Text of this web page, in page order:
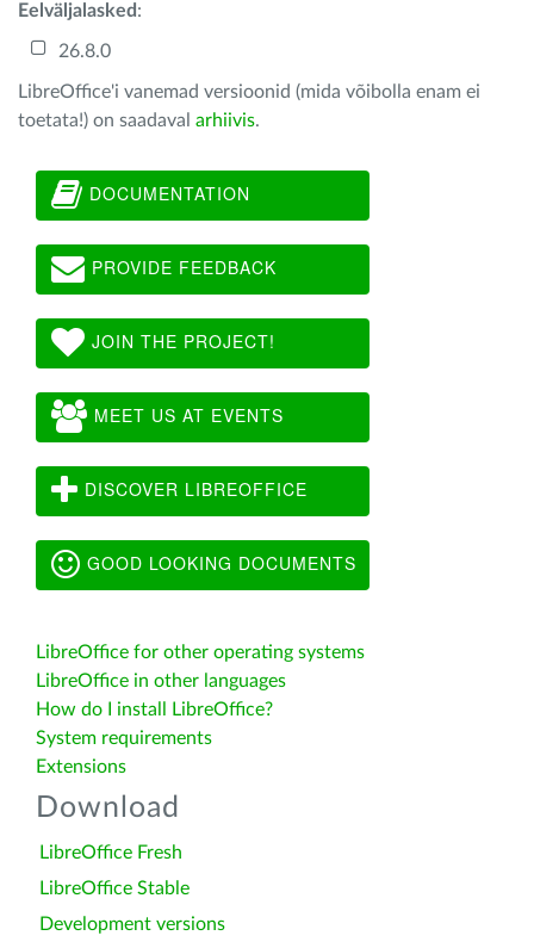
Eelväljalasked :
26.8.0
LibreOffice'i vanemad versioonid (mida võibolla enam ei
toetata!) on saadaval arhiivis.
DOCUMENTATION
PROVIDE FEEDBACK
JOIN THE PROJECT!
MEET US AT EVENTS
DISCOVER LIBREOFFICE
GOOD LOOKING DOCUMENTS
LibreOffice for other operating systems
LibreOffice in other languages
How do I install LibreOffice?
System requirements
Extensions
Download
LibreOffice Fresh
LibreOffice Stable
Development versions